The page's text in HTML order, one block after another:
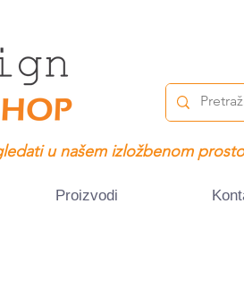
u našem izložbenom
Proizvodi